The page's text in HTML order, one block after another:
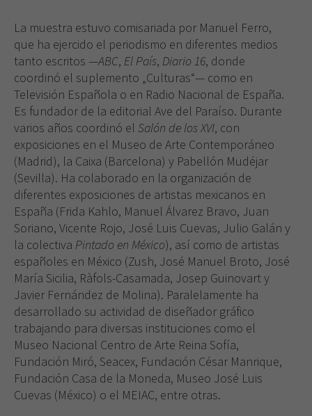
La muestra estuvo comisariada por Manuel Ferro,
que ha ejercido el periodismo en diferentes medios
tanto escritos —ABC, El País, Diario 16, donde
coordinó el suplemento „Culturas“— como en
Televisión Española o en Radio Nacional de España.
Es fundador de la editorial Ave del Paraíso. Durante
varios años coordinó el Salón de los XVI, con
exposiciones en el Museo de Arte Contemporáneo
(Madrid), la Caixa (Barcelona) y Pabellón Mudéjar
(Sevilla). Ha colaborado en la organización de
diferentes exposiciones de artistas mexicanos en
España (Frida Kahlo, Manuel Álvarez Bravo, Juan
Soriano, Vicente Rojo, José Luis Cuevas, Julio Galán y
la colectiva Pintado en México), así como de artistas
españoles en México (Zush, José Manuel Broto, José
María Sicilia, Ràfols-Casamada, Josep Guinovart y
Javier Fernández de Molina). Paralelamente ha
desarrollado su actividad de diseñador gráfico
trabajando para diversas instituciones como el
Museo Nacional Centro de Arte Reina Sofía,
Fundación Miró, Seacex, Fundación César Manrique,
Fundación Casa de la Moneda, Museo José Luis
Cuevas (México) o el MEIAC, entre otras.